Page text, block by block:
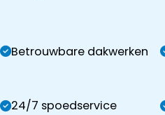
Betrouwbare dakwerken
24/7 spoedservice